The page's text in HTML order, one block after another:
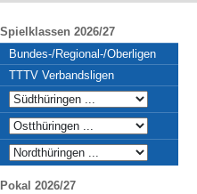
Spielklassen 2026/27
Bundes-/Regional-/Oberligen
TTTV Verbandsligen
Pokal 2026/27